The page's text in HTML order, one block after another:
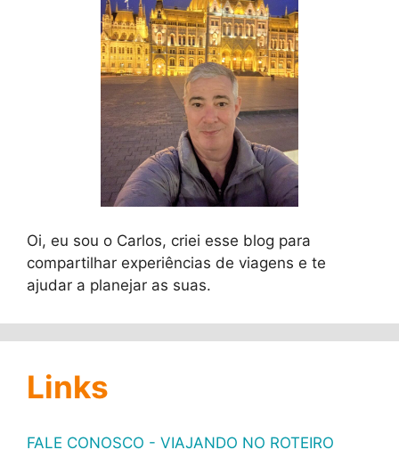
Oi, eu sou o Carlos, criei esse blog para
compartilhar experiências de viagens e te
ajudar a planejar as suas.
Links
FALE CONOSCO - VIAJANDO NO ROTEIRO